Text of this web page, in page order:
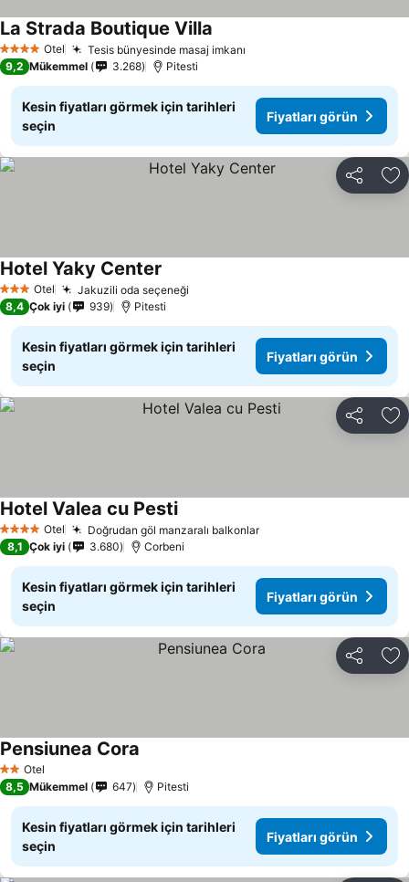
4 Yıldız Otel Tesis bünyesinde masaj imkanı
La Strada Boutique Villa
9,2 Mükemmel 3.268 Pitesti
Kesin fiyatları görmek için tarihleri
seçin
Fiyatları görün
Paylaş
3 YıldızOtel Jakuzili oda seçeneği
Hotel Yaky Center
8,4 Çok iyi 939 Pitesti
Kesin fiyatları görmek için tarihleri
seçin
Fiyatları görün
Paylaş
4 Yıldız Otel Doğrudan göl manzaralı balkonlarFiyatları görün
Hotel Valea cu PestiFiyatları görün
8,1 Çok iyi 3.680 Corbeni
Kesin fiyatları görmek için tarihleri
seçin
Fiyatları görün
Paylaş
2 Yıldız
Otel
Pensiunea Cora
8,5 Mükemmel 647 Pitesti
Kesin fiyatları görmek için tarihleri
seçin
Fiyatları görün